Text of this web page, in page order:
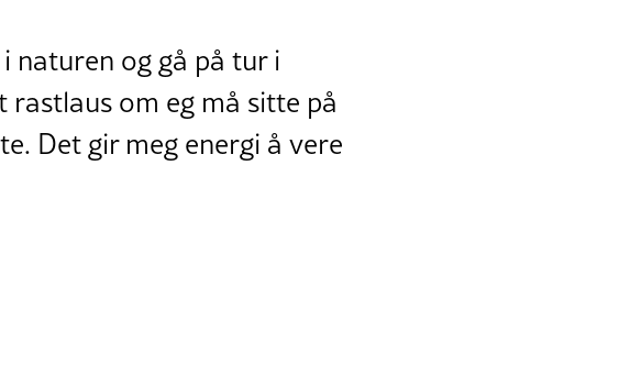
naturen og gå på tur i
om eg må sitte på
Det gir meg energi å vere